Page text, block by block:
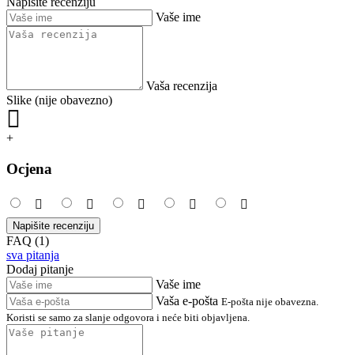
Vaše ime
Vaša recenzija
Slike (nije obavezno)
+
Ocjena
Napišite recenziju
FAQ (1)
sva pitanja
Dodaj pitanje
Vaše ime
Vaša e-pošta E-pošta nije obavezna.
Koristi se samo za slanje odgovora i neće biti objavljena.